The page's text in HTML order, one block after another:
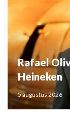
Rafael
Heineken
5 augustus 2026